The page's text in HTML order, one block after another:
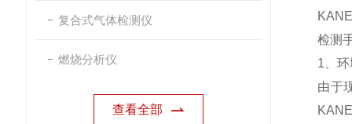
复合式气体检测仪
燃烧分析仪
查看全部
检测
1、
由于